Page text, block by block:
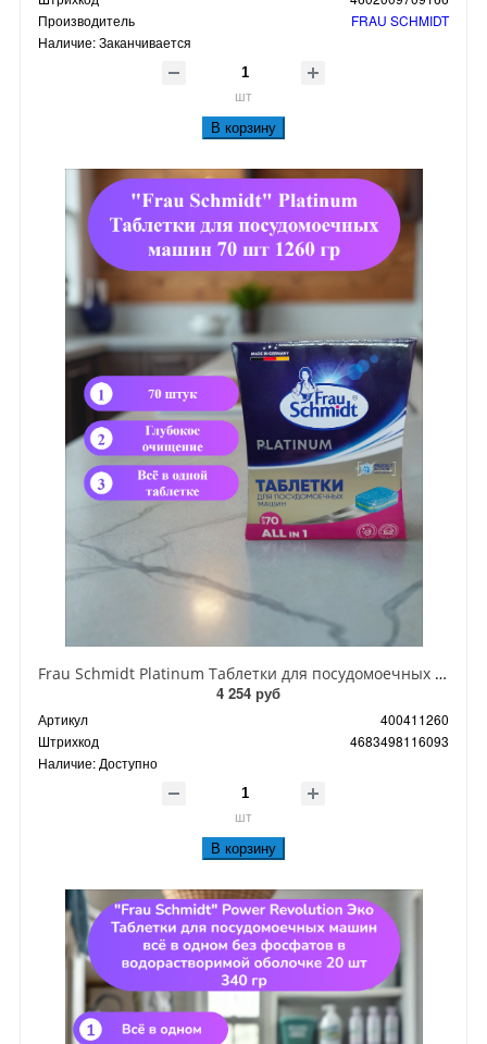
Производитель
FRAU SCHMIDT
Наличие:Заканчивается
шт
В корзину
Frau Schmidt Platinum Таблетки для посудомоечных машин 70 шт 1260 гр
4 254 руб
Артикул
400411260
Штрихкод
4683498116093
Наличие: Доступно
шт
В корзину